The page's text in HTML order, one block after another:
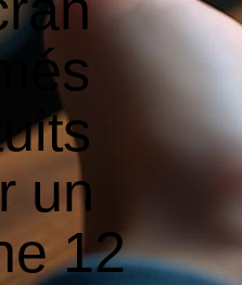
un
12